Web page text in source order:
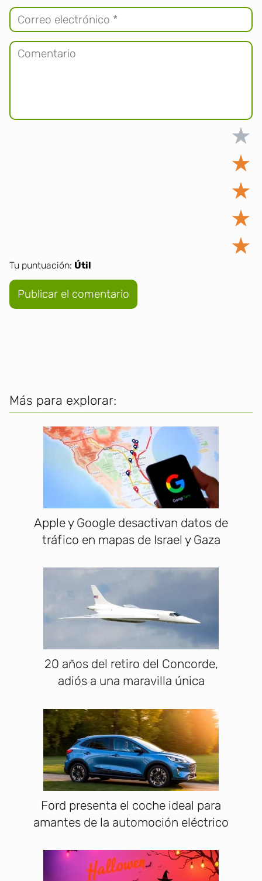
★
★
★
★
★
Tu puntuación: Útil
Más para explorar:
Apple y Google desactivan datos de
tráfico en mapas de Israel y Gaza
20 años del retiro del Concorde,
adiós a una maravilla única
Ford presenta el coche ideal para
amantes de la automoción eléctrico